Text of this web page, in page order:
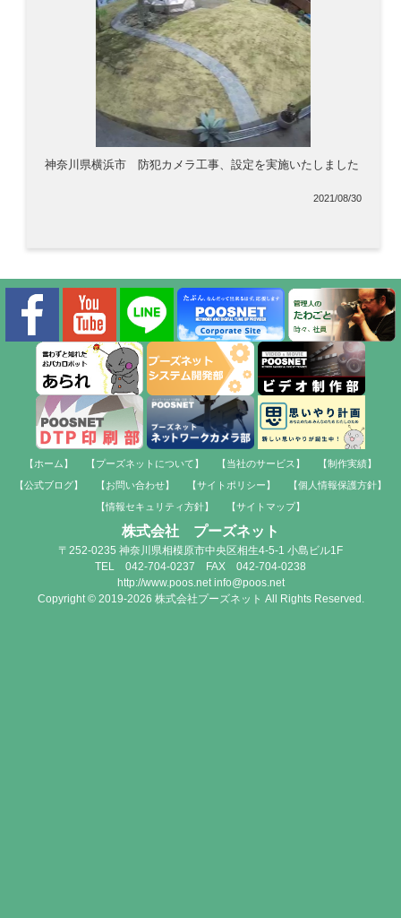
神奈川県横浜市 防犯カメラ工事、設定を実施いたしました
2021/08/30
【ホーム】 【プーズネットについて】 【当社のサービス】
【制作実績】
【公式ブログ】
【お問い合わせ】 【サイトポリシー】
【個人情報保護方針】
【情報セキュリティ方針】
【サイトマップ】
株式会社 プーズネット
〒252-0235 神奈川県相模原市中央区相生4-5-1 小島ビル1F
TEL 042-704-0237 FAX 042-704-0238
http://www.poos.net info@poos.net
Copyright © 2019-2026 株式会社プーズネット All Rights Reserved.